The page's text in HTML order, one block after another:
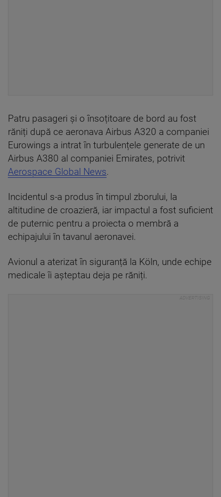
Patru pasageri și o însoțitoare de bord au fost
răniți după ce aeronava Airbus A320 a companiei
Eurowings a intrat în turbulențele generate de un
Airbus A380 al companiei Emirates, potrivit
Aerospace Global News.
Incidentul s-a produs în timpul zborului, la
altitudine de croazieră, iar impactul a fost suficient
de puternic pentru a proiecta o membră a
echipajului în tavanul aeronavei.
Avionul a aterizat în siguranță la Köln, unde echipe
medicale îi așteptau deja pe răniți.